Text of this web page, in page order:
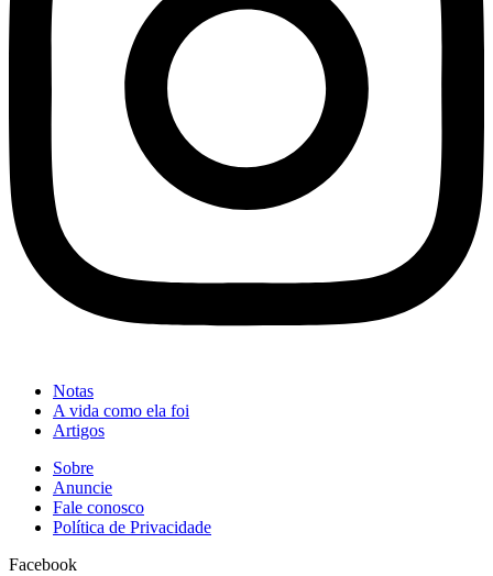
Notas
A vida como ela foi
Artigos
Sobre
Anuncie
Fale conosco
Política de Privacidade
Facebook